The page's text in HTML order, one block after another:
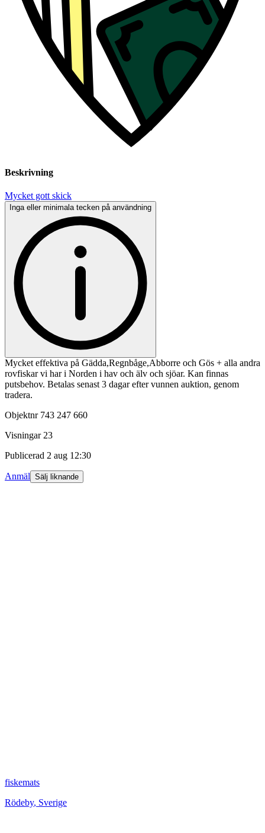
Beskrivning
Mycket gott skick
Inga eller minimala tecken på användning
Mycket effektiva på Gädda,Regnbåge,Abborre och Gös + alla andra
rovfiskar vi har i Norden i hav och älv och sjöar. Kan finnas
putsbehov. Betalas senast 3 dagar efter vunnen auktion, genom
tradera.
Objektnr 743 247 660
Visningar 23
Publicerad 2 aug 12:30
Anmäl Sälj liknande
fiskemats
Rödeby, Sverige